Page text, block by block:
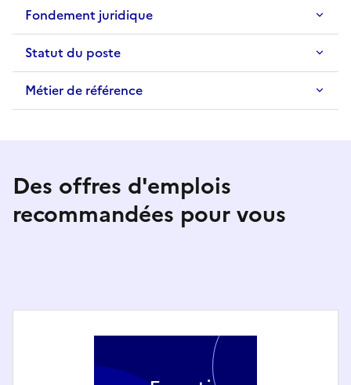
Fondement juridique
Statut du poste
Métier de référence
Des offres d'emplois
recommandées pour vous